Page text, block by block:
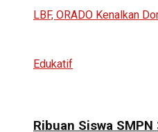
Ribuan Siswa